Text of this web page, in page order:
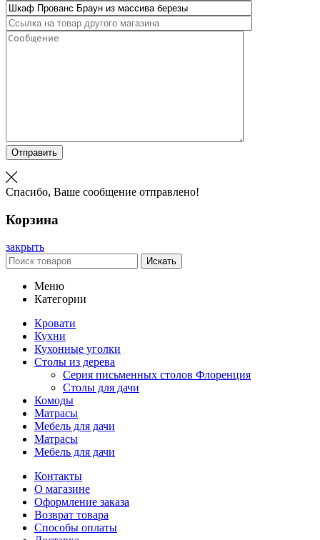
Отправить
Спасибо, Ваше сообщение отправлено!
Корзина
закрыть
Искать
Меню
Категории
Кровати
Кухни
Кухонные уголки
Столы из дерева
Серия письменных столов Флоренция
Столы для дачи
Комоды
Матрасы
Мебель для дачи
Матрасы
Мебель для дачи
Контакты
О магазине
Оформление заказа
Возврат товара
Способы оплаты